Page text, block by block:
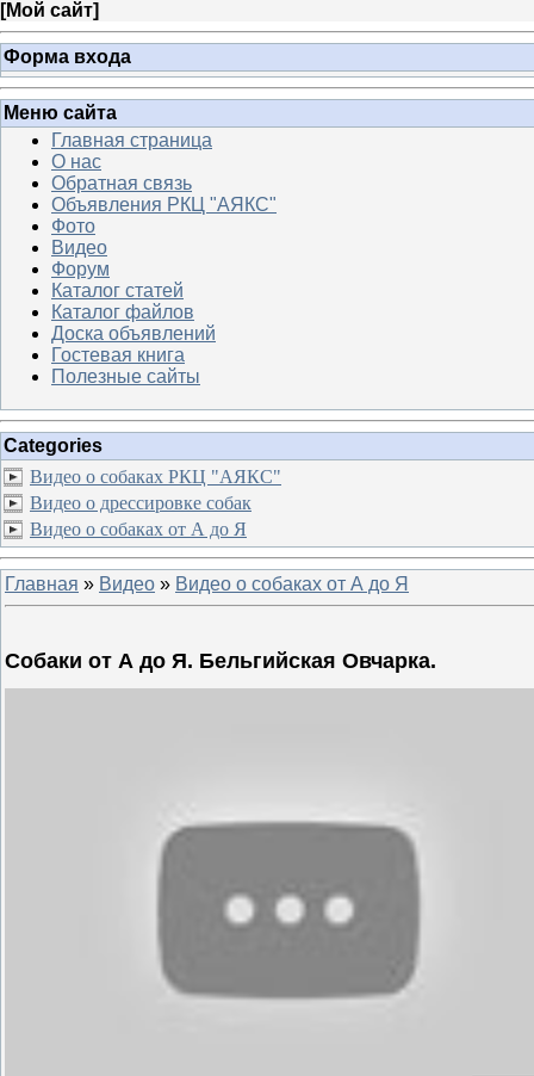
[Мой сайт]
Форма входа
Меню сайта
Главная страница
О нас
Обратная связь
Объявления РКЦ "АЯКС"
Фото
Видео
Форум
Каталог статей
Каталог файлов
Доска объявлений
Гостевая книга
Полезные сайты
Categories
Видео о собаках РКЦ "АЯКС"
Видео о дрессировке собак
Видео о собаках от А до Я
Главная » Видео » Видео о собаках от А до Я
Собаки от А до Я. Бельгийская Овчарка.